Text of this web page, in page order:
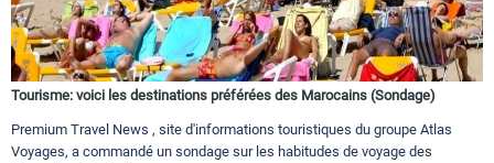
Tourisme: voici les destinations préférées des Marocains (Sondage)
Premium Travel News , site d'informations touristiques du groupe Atlas
Voyages, a commandé un sondage sur les habitudes de voyage des